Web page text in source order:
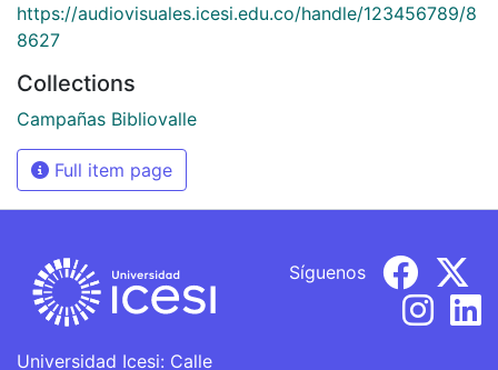
https://audiovisuales.icesi.edu.co/handle/123456789/8
8627
Collections
Campañas Bibliovalle
Full item page
Universidad Icesi: Calle
Síguenos